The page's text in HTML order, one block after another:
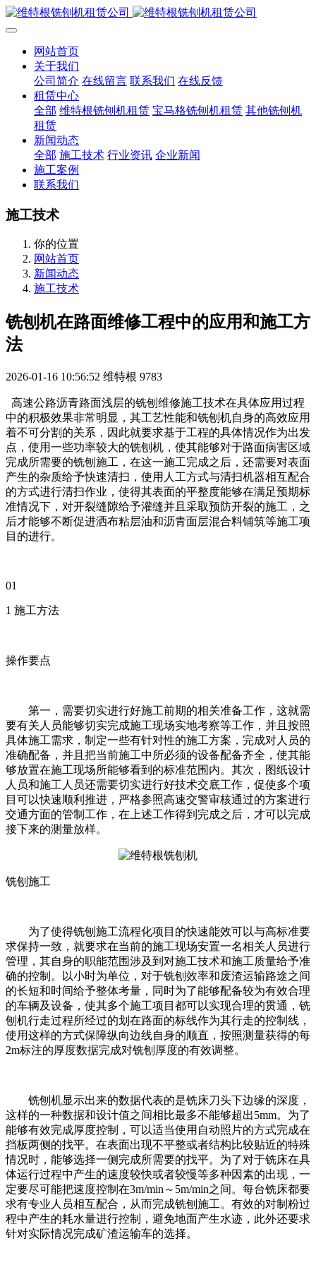
网站首页
关于我们
公司简介 在线留言 联系我们 在线反馈
租赁中心
全部 维特根铣刨机租赁 宝马格铣刨机租赁 其他铣刨机
租赁
新闻动态
全部 施工技术 行业资讯 企业新闻
施工案例
联系我们
施工技术
你的位置
网站首页
新闻动态
施工技术
铣刨机在路面维修工程中的应用和施工方
法
2026-01-16 10:56:52 维特根 9783
高速公路沥青路面浅层的铣刨维修施工技术在具体应用过程
中的积极效果非常明显，其工艺性能和铣刨机自身的高效应用
着不可分割的关系，因此就要求基于工程的具体情况作为出发
点，使用一些功率较大的铣刨机，使其能够对于路面病害区域
完成所需要的铣刨施工，在这一施工完成之后，还需要对表面
产生的杂质给予快速清扫，使用人工方式与清扫机器相互配合
的方式进行清扫作业，使得其表面的平整度能够在满足预期标
准情况下，对开裂缝隙给予灌缝并且采取预防开裂的施工，之
后才能够不断促进洒布粘层油和沥青面层混合料铺筑等施工项
目的进行。
01
1 施工方法
操作要点
第一，需要切实进行好施工前期的相关准备工作，这就需
要有关人员能够切实完成施工现场实地考察等工作，并且按照
具体施工需求，制定一些有针对性的施工方案，完成对人员的
准确配备，并且把当前施工中所必须的设备配备齐全，使其能
够放置在施工现场所能够看到的标准范围内。其次，图纸设计
人员和施工人员还需要切实进行好技术交底工作，促使多个项
目可以快速顺利推进，严格参照高速交警审核通过的方案进行
交通方面的管制工作，在上述工作得到完成之后，才可以完成
接下来的测量放样。
铣刨施工
为了使得铣刨施工流程化项目的快速能效可以与高标准要
求保持一致，就要求在当前的施工现场安置一名相关人员进行
管理，其自身的职能范围涉及到对施工技术和施工质量给予准
确的控制。以小时为单位，对于铣刨效率和废渣运输路途之间
的长短和时间给予整体考量，同时为了能够配备较为有效合理
的车辆及设备，使其多个施工项目都可以实现合理的贯通，铣
刨机行走过程所经过的划在路面的标线作为其行走的控制线，
使用这样的方式保障纵向边线自身的顺直，按照测量获得的每
2m标注的厚度数据完成对铣刨厚度的有效调整。
铣刨机显示出来的数据代表的是铣床刀头下边缘的深度，
这样的一种数据和设计值之间相比最多不能够超出5mm。为了
能够有效完成厚度控制，可以适当使用自动照片的方式完成在
挡板两侧的找平。在表面出现不平整或者结构比较贴近的特殊
情况时，能够选择一侧完成所需要的找平。为了对于铣床在具
体运行过程中产生的速度较快或者较慢等多种因素的出现，一
定要尽可能把速度控制在3m/min～5m/min之间。每台铣床都要
求有专业人员相互配合，从而完成铣刨施工。有效的对制粉过
程中产生的耗水量进行控制，避免地面产生水迹，此外还要求
针对实际情况完成矿渣运输车的选择。